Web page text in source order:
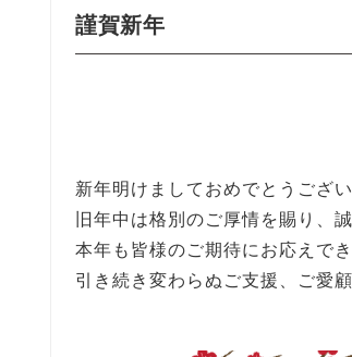
謹賀新年
新年明けましておめでとうござい
旧年中は格別のご厚情を賜り、
本年も皆様のご期待にお応えで
引き続き変わらぬご支援、ご愛